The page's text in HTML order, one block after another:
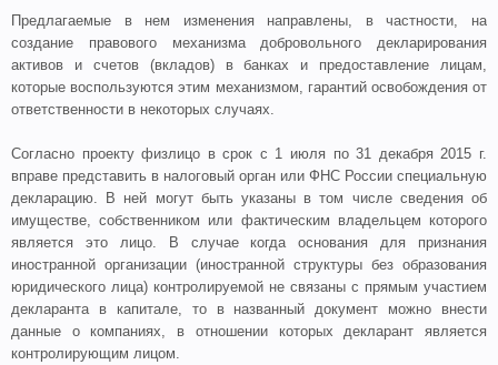
Предлагаемые в нем изменения направлены, в частности, на
создание правового механизма добровольного декларирования
активов и счетов (вкладов) в банках и предоставление лицам,
которые воспользуются этим механизмом, гарантий освобождения от
ответственности в некоторых случаях.
Согласно проекту физлицо в срок с 1 июля по 31 декабря 2015 г.
вправе представить в налоговый орган или ФНС России специальную
декларацию. В ней могут быть указаны в том числе сведения об
имуществе, собственником или фактическим владельцем которого
является это лицо. В случае когда основания для признания
иностранной организации (иностранной структуры без образования
юридического лица) контролируемой не связаны с прямым участием
декларанта в капитале, то в названный документ можно внести
данные о компаниях, в отношении которых декларант является
контролирующим лицом.